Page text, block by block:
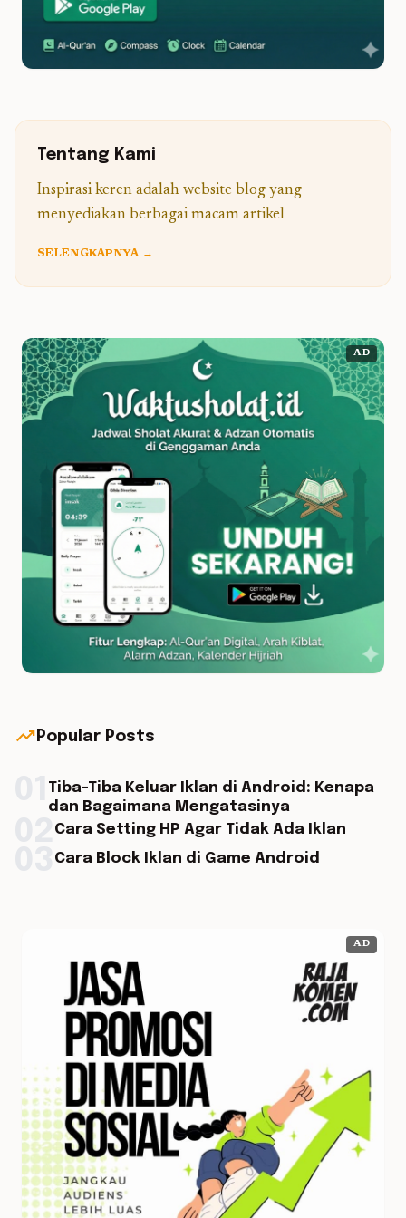
Tentang Kami
Inspirasi keren adalah website blog yang
menyediakan berbagai macam artikel
SELENGKAPNYA →
AD
trending_up Popular Posts
Tiba-Tiba Keluar Iklan di Android: Kenapa
dan Bagaimana Mengatasinya
Cara Setting HP Agar Tidak Ada Iklan
Cara Block Iklan di Game Android
AD